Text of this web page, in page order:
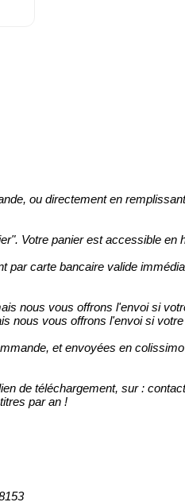
ou directement en
Votre panier est accessible en
par carte bancaire valide
nous vous offrons l'envoi si
nous vous offrons l'envoi si
et envoyées en
de téléchargement, sur :
par an !